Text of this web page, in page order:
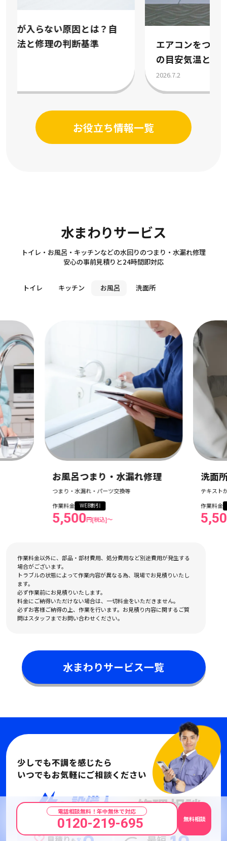
エアコンをつける時期はいつ？冷房暖房
お役立ち情報一覧
水まわりサービス
Sanitary
トイレ・お風呂・キッチンなどの水回りのつまり・水漏れ修理
安心の事前見積りと24時間即対応
トイレ キッチン お風呂 洗面所
お風呂つまり・水漏れ修理
つまり・水漏れ・パーツ交換等
作業料金
WEB割引
5,500円[税込]〜
洗面所
テキストが入
作業料金
5,500
作業料金以外に、部品・部材費用、処分費用など別途費用が発生する
場合がございます。
トラブルの状態によって作業内容が異なる為、現場でお見積りいたし
ます。
必ず作業前にお見積りいたします。
料金にご納得いただけない場合は、一切料金をいただきません。
必ずお客様ご納得の上、作業を行います。お見積り内容に関するご質
問はスタッフまでお問い合わせください。
水まわりサービス一覧
少しでも不調を感じたら
いつでもお気軽にご相談ください
に修理相談
電話相談無料！年中無休で対応
0120-219-695 無料相談